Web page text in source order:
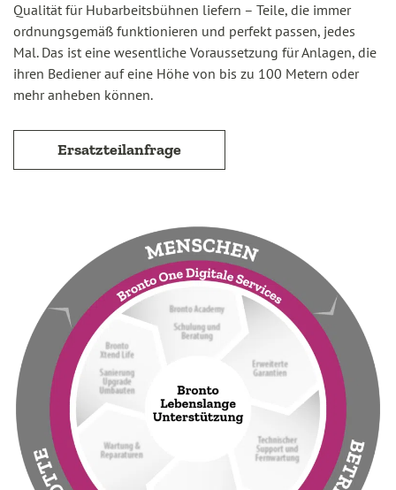
Qualität für Hubarbeitsbühnen liefern – Teile, die immer
ordnungsgemäß funktionieren und perfekt passen, jedes
Mal. Das ist eine wesentliche Voraussetzung für Anlagen, die
ihren Bediener auf eine Höhe von bis zu 100 Metern oder
mehr anheben können.
Ersatzteilanfrage